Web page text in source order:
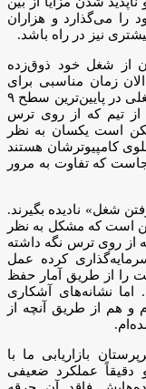
را می‌گذارد و هزاران
نیز در راه باشد.
از شغل خود ذوق‌زده
زمان مناسبی برای
برهم زدن اوضاع نیست. تا ژانویه، جابجایی شغلی در پایین‌ترین سطح ۹
تیم که از روی ترس
است یکسان به نظر
کامپیوترشان هستند
که تفاوت به مرور
شغل» نادیده بگیرند.
است که مشکل به نظر
از روی ترس نگه داشته
کرده عمل
را از طریق آمار حفظ
اما نشانه‌های آشکاری
و هم از طریق آنچه از
بازاریابی ما با
عملکرد ضعیفی